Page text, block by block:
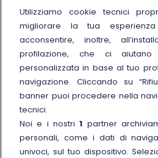
Chi siamo
Sostenibilità
Trenitalia for Business
Manuale di Conservazione
Link esterno
Carriere
Link esterno
La Freccia Mag
Link esterno
Noleggia un treno charter
Viaggi di gruppo
Utilizziamo cookie tecnici
migliorare la tua
acconsentire, inoltre,
profilazione, che ci
personalizzata in base al tuo
navigazione. Cliccando su
banner puoi procedere nella
tecnici.
Noi e i nostri1 partner
personali, come i dati di
univoci, sul tuo dispositivo.